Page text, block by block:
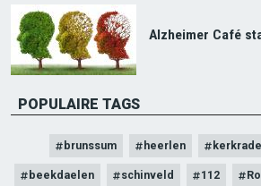
Alzheimer Café
POPULAIRE TAGS
brunssum heerlen kerkrade
beekdaelen schinveld 112